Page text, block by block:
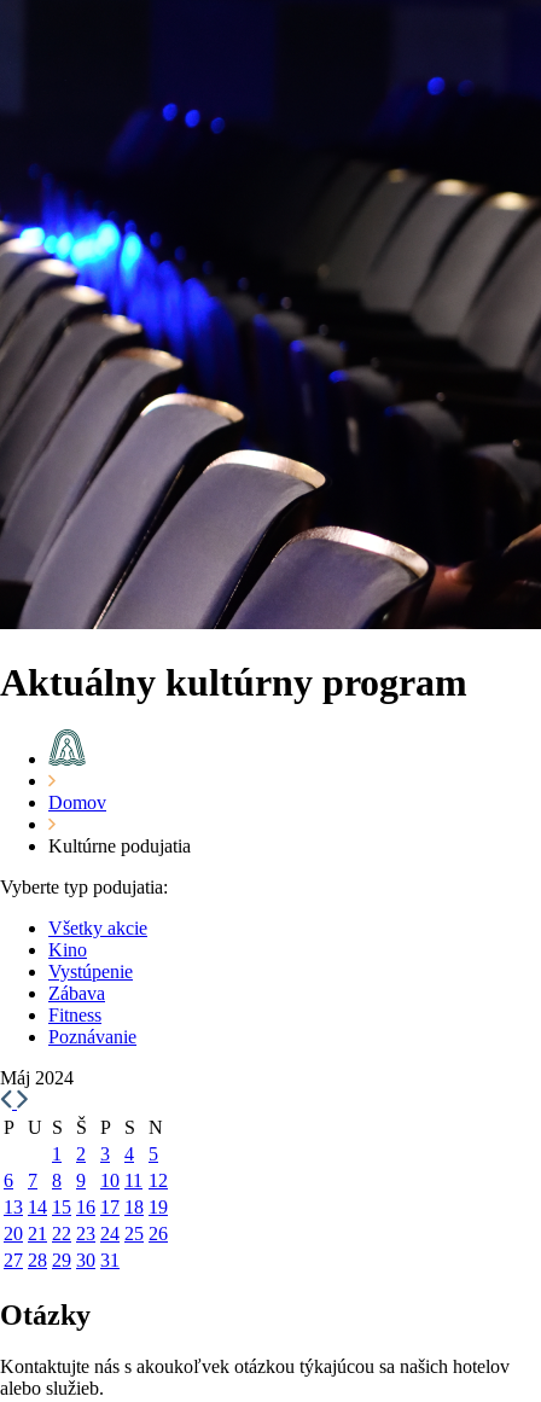
Aktuálny kultúrny program
Domov
Kultúrne podujatia
Vyberte typ podujatia:
Všetky akcie
Kino
Vystúpenie
Zábava
Fitness
Poznávanie
Máj 2024
P U S Š P S
N
1
2 3 4
5
6
7 8 9 10 11 12
13 14 15 16 17 18 19
20 21 22 23 24 25 26
27 28 29 30 31
Otázky
Kontaktujte nás s akoukoľvek otázkou týkajúcou sa našich hotelov
alebo služieb.